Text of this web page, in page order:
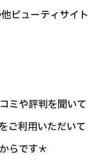
ビューティサイト
ミや評判を聞いて
ご利用いただいて
らです＊